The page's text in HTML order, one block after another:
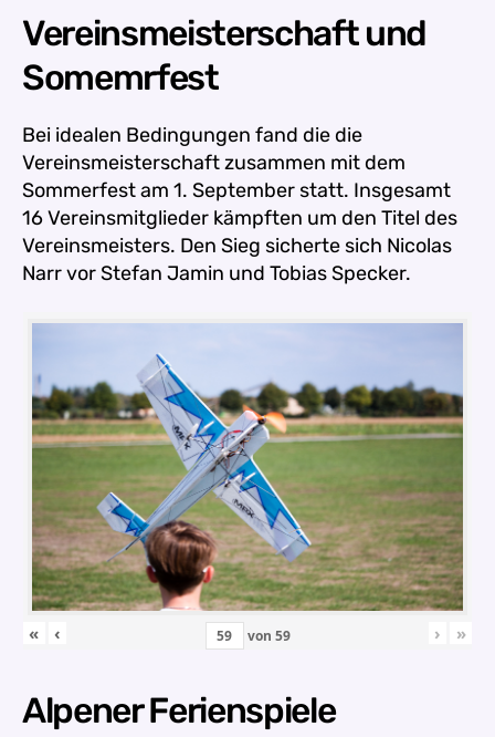
Vereinsmeisterschaft und
Somemrfest
Bei idealen Bedingungen fand die die
Vereinsmeisterschaft zusammen mit dem
Sommerfest am 1. September statt. Insgesamt
16 Vereinsmitglieder kämpften um den Titel des
Vereinsmeisters. Den Sieg sicherte sich Nicolas
Narr vor Stefan Jamin und Tobias Specker.
« ‹ von 59 › »
Alpener Ferienspiele